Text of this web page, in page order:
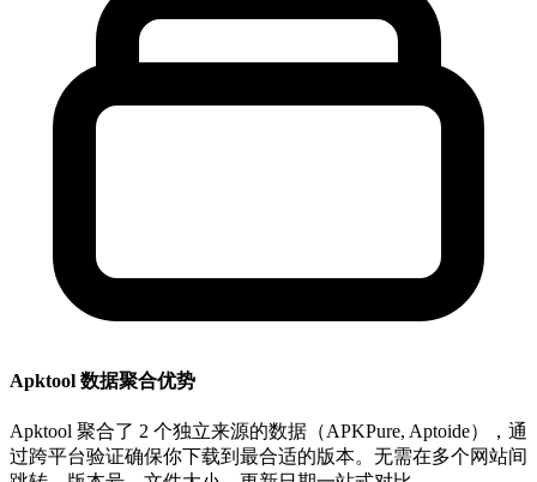
Apktool 数据聚合优势
Apktool 聚合了 2 个独立来源的数据（APKPure, Aptoide），通
过跨平台验证确保你下载到最合适的版本。无需在多个网站间